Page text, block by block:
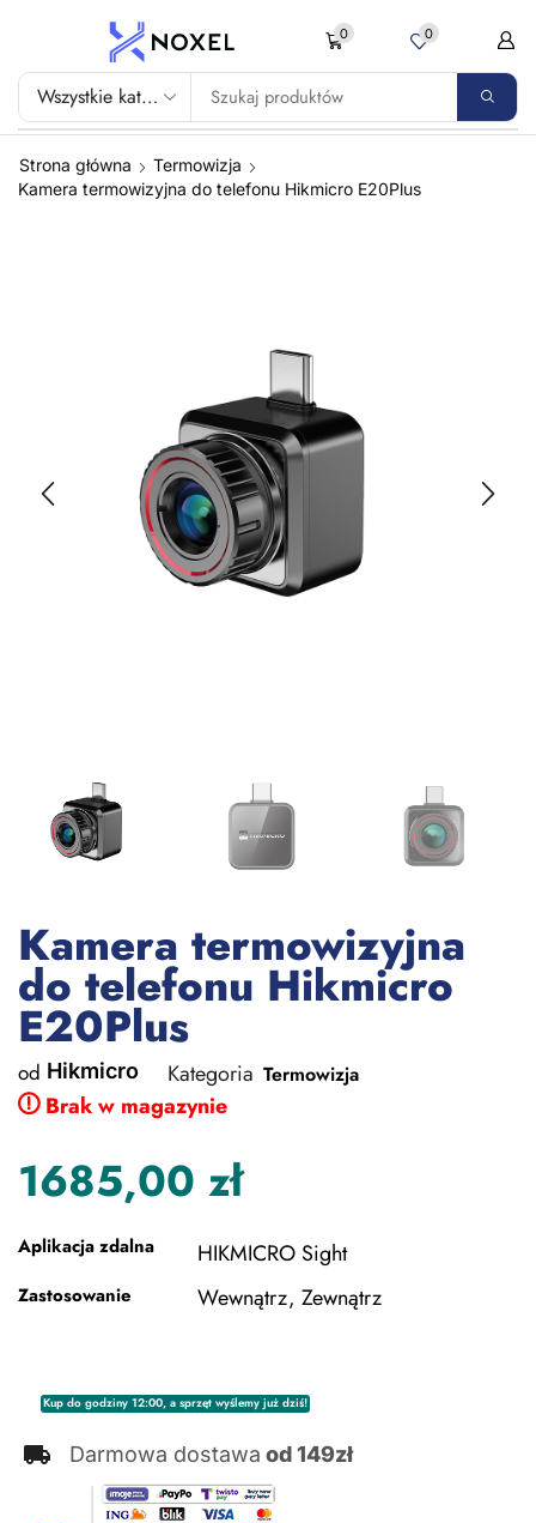
0 0
Strona główna
Termowizja
Kamera termowizyjna do telefonu Hikmicro E20Plus
Kamera termowizyjna
do telefonu Hikmicro
E20Plus
od Hikmicro Kategoria Termowizja
Brak w magazynie
1685,00 zł
Aplikacja zdalna HIKMICRO Sight
Zastosowanie Wewnątrz, Zewnątrz
Kup do godziny 12:00, a sprzęt wyślemy już dziś!
Darmowa dostawa od 149zł